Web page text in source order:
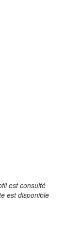
est consulté
est disponible